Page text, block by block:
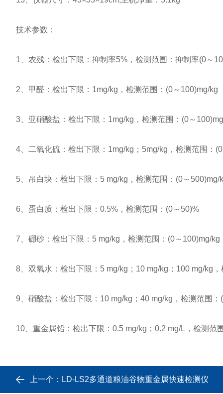
技术参数：
1、农残：检出下限：抑制率5%，检测范围：抑制率(0～
2、甲醛：检出下限：1mg/kg，检测范围：(0～100)mg/kg
3、亚硝酸盐：检出下限：1mg/kg，检测范围：(0～
4、二氧化硫：检出下限：1mg/kg；5mg/kg，检测范围：(0
5、吊白块：检出下限：5 mg/kg，检测范围：(0～500)mg/
6、蛋白质：检出下限：0.5%，检测范围：(0～50)%
7、硼砂：检出下限：5 mg/kg，检测范围：(0～100)mg/kg
8、双氧水：检出下限：5 mg/kg；10 mg/kg；100 mg/kg，
9、硝酸盐：检出下限：10 mg/kg；40 mg/kg，检测范围：
10、重金属铅：检出下限：0.5 mg/kg；0.2 mg/L，检测范
上一个： LD-LS2多通道粮油谷物重金属快速检测仪